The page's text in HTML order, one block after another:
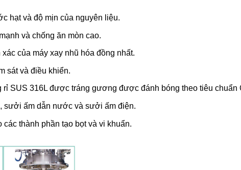
hạt và độ mịn của nguyên liệu.
và chống ăn mòn cao.
của máy xay nhũ hóa đồng nhất.
sát và điều khiển.
SUS 316L được tráng gương được đánh bóng theo tiêu chuẩn
sưởi ấm dẫn nước và sưởi ấm điện.
thành phần tạo bọt và vi khuẩn.